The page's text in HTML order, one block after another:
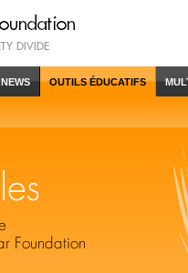
NEWS OUTILS ÉDUCATIFS